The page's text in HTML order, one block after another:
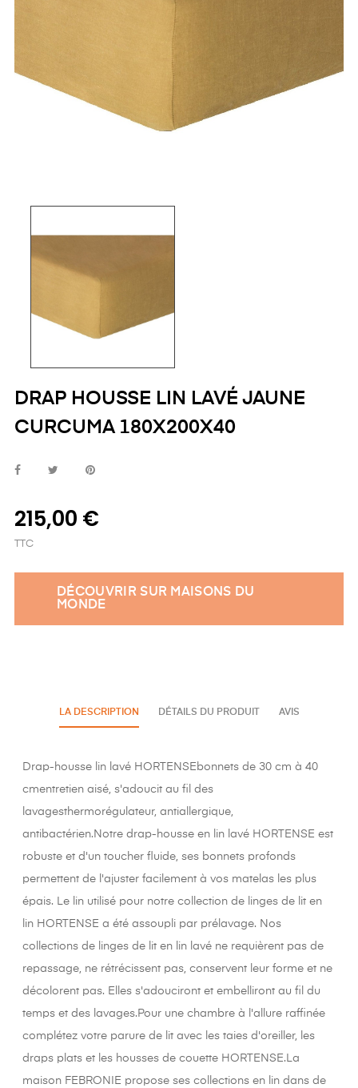
DRAP HOUSSE LIN LAVÉ JAUNE
CURCUMA 180X200X40
215,00 €
TTC
DÉCOUVRIR SUR MAISONS DU
MONDE
LA DESCRIPTION DÉTAILS DU PRODUIT AVIS
Drap-housse lin lavé HORTENSEbonnets de 30 cm à 40
cmentretien aisé, s'adoucit au fil des
lavagesthermorégulateur, antiallergique,
antibactérien.Notre drap-housse en lin lavé HORTENSE est
robuste et d'un toucher fluide, ses bonnets profonds
permettent de l'ajuster facilement à vos matelas les plus
épais. Le lin utilisé pour notre collection de linges de lit en
lin HORTENSE a été assoupli par prélavage. Nos
collections de linges de lit en lin lavé ne requièrent pas de
repassage, ne rétrécissent pas, conservent leur forme et ne
décolorent pas. Elles s'adouciront et embelliront au fil du
temps et des lavages.Pour une chambre à l'allure raffinée
complétez votre parure de lit avec les taies d'oreiller, les
draps plats et les housses de couette HORTENSE.La
maison FEBRONIE propose ses collections en lin dans de